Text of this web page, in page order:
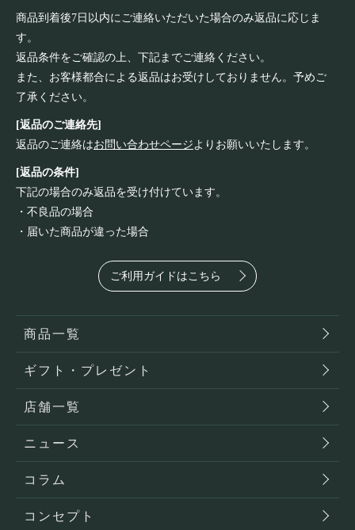
商品到着後7日以内にご連絡いただいた場合のみ返品に応じま
す。
返品条件をご確認の上、下記までご連絡ください。
また、お客様都合による返品はお受けしておりません。予めご
了承ください。
[返品のご連絡先]
返品のご連絡はお問い合わせページ よりお願いいたします。
[返品の条件]
下記の場合のみ返品を受け付けています。
・不良品の場合
・届いた商品が違った場合
ご利用ガイドはこちら
商品一覧
ギフト・プレゼント
店舗一覧
ニュース
コラム
コンセプト